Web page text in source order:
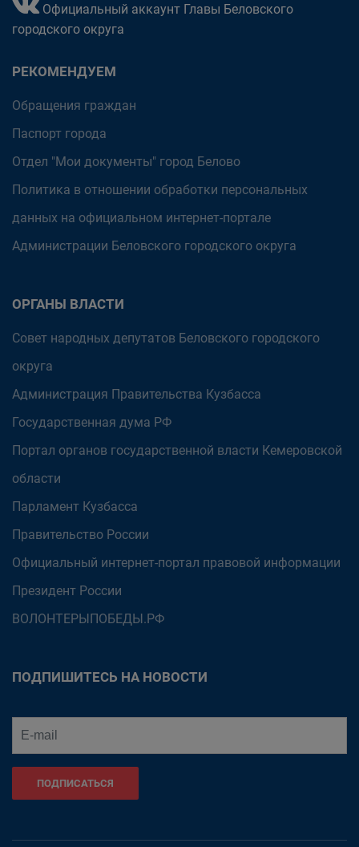
Официальный аккаунт Главы Беловского
городского округа
РЕКОМЕНДУЕМ
Обращения граждан
Паспорт города
Отдел "Мои документы" город Белово
Политика в отношении обработки персональных
данных на официальном интернет-портале
Администрации Беловского городского округа
ОРГАНЫ ВЛАСТИ
Совет народных депутатов Беловского городского
округа
Администрация Правительства Кузбасса
Государственная дума РФ
Портал органов государственной власти Кемеровской
области
Парламент Кузбасса
Правительство России
Официальный интернет-портал правовой информации
Президент России
ВОЛОНТЕРЫПОБЕДЫ.РФ
ПОДПИШИТЕСЬ НА НОВОСТИ
ПОДПИСАТЬСЯ